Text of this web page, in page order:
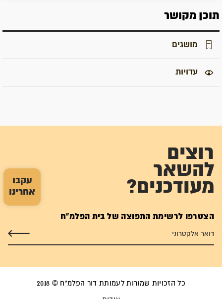
עקבו
אחרינו
תוכן מקושר
מושגים
עדויות
רוצים
להשאר
מעודכנים?
הצטרפו לרשימת התפוצה של בית הפלמ"ח
כל הזכויות שמורות לעמותת דור הפלמ"ח © 2018